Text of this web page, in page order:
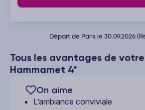
Tous les avantages de
Hammamet 4*
On aime
L’ambiance conviviale
Départ de Paris le 30.09.2026